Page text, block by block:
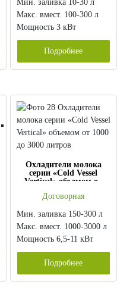
Мин. заливка 10-30 л
Макс. вмест. 100-300 л
Мощность 3 кВт
Подробнее
Охладители молока
серии «Cold Vessel
Vertical» объемом от
Договорная
Мин. заливка 150-300 л
Макс. вмест. 1000-3000 л
Мощность 6,5-11 кВт
Подробнее